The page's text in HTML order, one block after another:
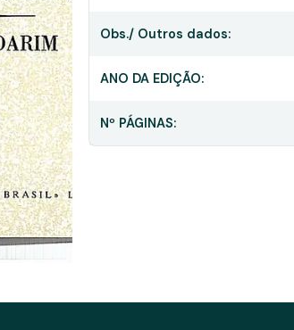
Obs./ Outros dados:
ANO DA EDIÇÃO:
Nº PÁGINAS: